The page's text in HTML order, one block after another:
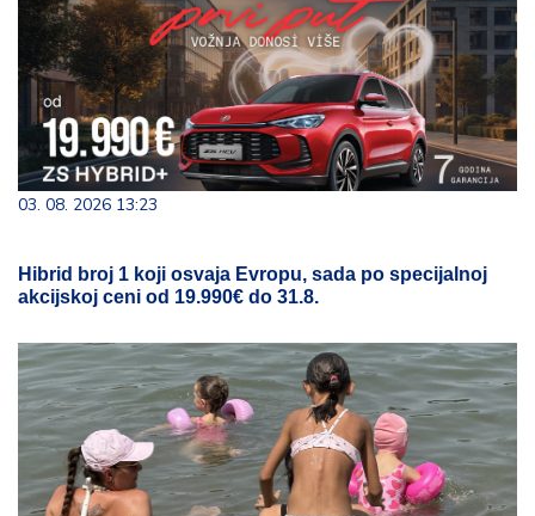
03. 08. 2026 13:23
Hibrid broj 1 koji osvaja Evropu, sada po specijalnoj
akcijskoj ceni od 19.990€ do 31.8.